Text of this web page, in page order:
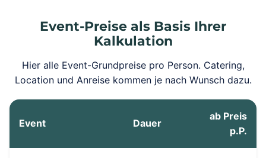
Event-Preise als Basis Ihrer
Kalkulation
Hier alle Event-Grundpreise pro Person. Catering,
Location und Anreise kommen je nach Wunsch dazu.
Event Dauer
ab Preis
p.P.